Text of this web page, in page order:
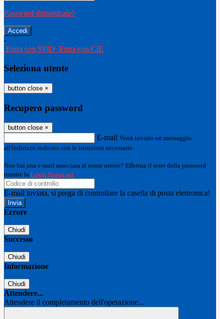
Password dimenticata?
-
Entra con SPID Entra con CIE
Seleziona utente
button close ×
Recupero password
button close ×
E-mail Verrà inviato un messaggio
all'indirizzo indicato con le istruzioni necessarie.
Non hai una e-mail associata al nome utente? Effettua il reset della password
tramite la Login Spaggiari
E-mail inviata, si prega di controllare la casella di posta elettronica!
Errore
Chiudi
Successo
Chiudi
Informazione
Chiudi
Attendere...
Attendere il completamento dell'operazione...